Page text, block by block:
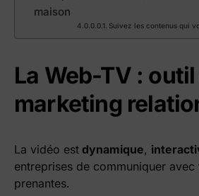
maison
Suivez les contenus qui
La Web-TV :
marketing
La vidéo est dynamique,
entreprises de communiquer
prenantes.